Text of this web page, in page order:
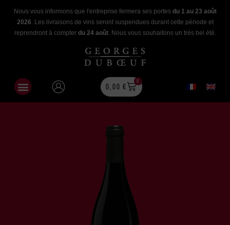
Nous vous informons que l'entreprise fermera ses portes du 1 au 23 août
2026. Les livraisons de vins seront suspendues durant cette période et
reprendront à compter du 24 août. Nous vous souhaitons un très bel été.
0,00€
0